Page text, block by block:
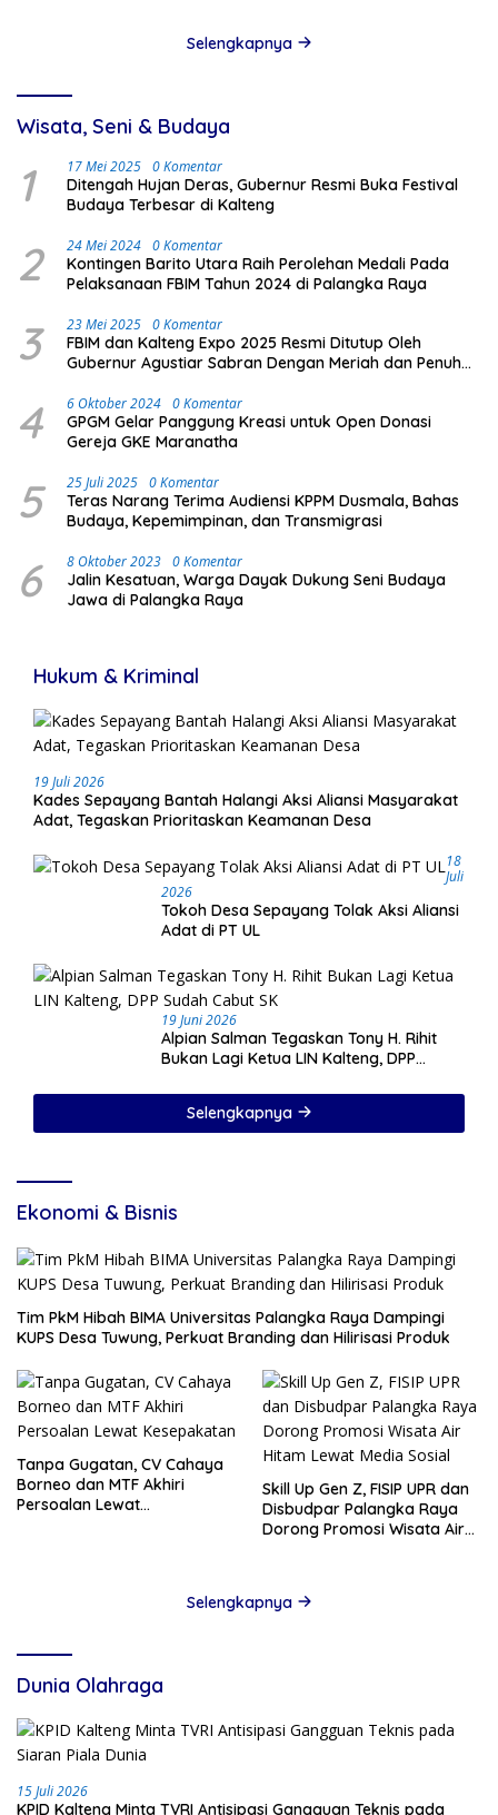
Selengkapnya
Wisata, Seni & Budaya
1 17 Mei 2025 0 Komentar
Ditengah Hujan Deras, Gubernur Resmi Buka Festival
Budaya Terbesar di Kalteng
2 24 Mei 2024 0 Komentar
Kontingen Barito Utara Raih Perolehan Medali Pada
Pelaksanaan FBIM Tahun 2024 di Palangka Raya
3 23 Mei 2025 0 Komentar
FBIM dan Kalteng Expo 2025 Resmi Ditutup Oleh
Gubernur Agustiar Sabran Dengan Meriah dan Penuh
4 6 Oktober 2024 0 Komentar
GPGM Gelar Panggung Kreasi untuk Open Donasi
Gereja GKE Maranatha
5 25 Juli 2025 0 Komentar
Teras Narang Terima Audiensi KPPM Dusmala, Bahas
Budaya, Kepemimpinan, dan Transmigrasi
6 8 Oktober 2023 0 Komentar
Jalin Kesatuan, Warga Dayak Dukung Seni Budaya
Jawa di Palangka Raya
Hukum & Kriminal
19 Juli 2026
Kades Sepayang Bantah Halangi Aksi Aliansi Masyarakat
Adat, Tegaskan Prioritaskan Keamanan Desa
18
Juli
2026
Tokoh Desa Sepayang Tolak Aksi Aliansi
Adat di PT UL
19 Juni 2026
Alpian Salman Tegaskan Tony H. Rihit
Bukan Lagi Ketua LIN Kalteng, DPP
Selengkapnya
Ekonomi & Bisnis
Tim PkM Hibah BIMA Universitas Palangka Raya Dampingi
KUPS Desa Tuwung, Perkuat Branding dan Hilirisasi Produk
Tanpa Gugatan, CV Cahaya
Borneo dan MTF Akhiri
Persoalan Lewat
Skill Up Gen Z, FISIP UPR dan
Disbudpar Palangka Raya
Dorong Promosi Wisata Air
Selengkapnya
Dunia Olahraga
15 Juli 2026
KPID Kalteng Minta TVRI Antisipasi Gangguan Teknis pada